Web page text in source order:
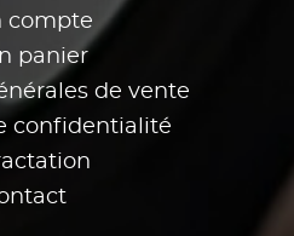
compte
panier
de vente
confidentialité